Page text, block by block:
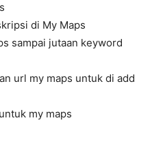
di My Maps
sampai jutaan keyword
url my maps untuk di add
my maps